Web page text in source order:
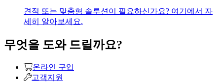
견적 또는 맞춤형 솔루션이 필요하신가요? 여기에서 자
세히 알아보세요.
무엇을 도와 드릴까요?
온라인 구입
고객지원